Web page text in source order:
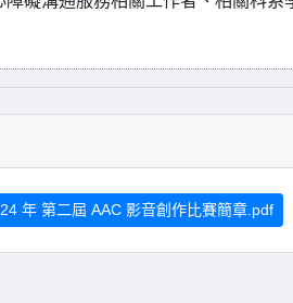
年 第二屆 AAC 影音創作比賽簡章.pdf